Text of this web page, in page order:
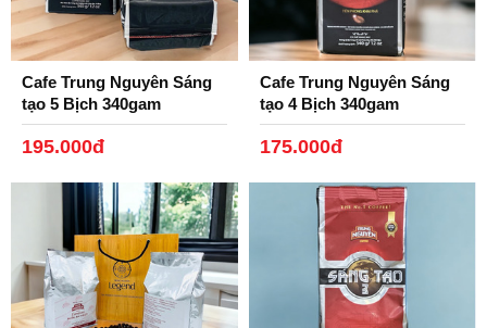
Cafe Trung Nguyên Sáng
tạo 5 Bịch 340gam
195.000đ
Cafe Trung Nguyên Sáng
tạo 4 Bịch 340gam
175.000đ